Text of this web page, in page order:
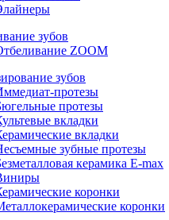
зубов
ZOOM
зубов
протезы
протезы
вкладки
вкладки
зубные протезы
керамика E-max
коронки
коронки